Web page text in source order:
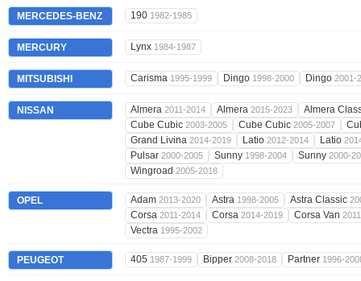
MERCEDES-BENZ 190 1982-1985
MERCURY Lynx 1984-1987
MITSUBISHI Carisma 1995-1999 Dingo 1998-2000 Dingo 2001-
NISSAN Almera 2011-2014 Almera 2015-2023
Almera
Cube Cubic 2003-2005 Cube Cubic 2005-2007
Grand Livina 2014-2019 Latio 2012-2014 Latio
Pulsar 2000-2005 Sunny 1998-2004 Sunny 2000-
Wingroad 2005-2018
OPEL Adam 2013-2020 Astra 1998-2005 Astra Classic
Corsa 2011-2014 Corsa 2014-2019 Corsa Van
Vectra 1995-2002
PEUGEOT 405 1987-1999 Bipper 2008-2018 Partner 1996-